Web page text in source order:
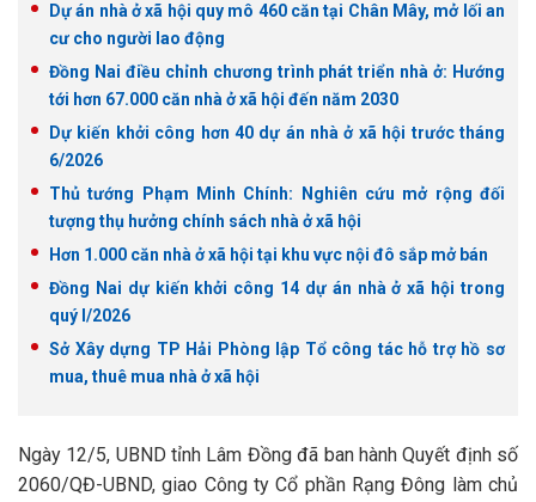
Dự án nhà ở xã hội quy mô 460 căn tại Chân Mây, mở lối an
cư cho người lao động
Đồng Nai điều chỉnh chương trình phát triển nhà ở: Hướng
tới hơn 67.000 căn nhà ở xã hội đến năm 2030
Dự kiến khởi công hơn 40 dự án nhà ở xã hội trước tháng
6/2026
Thủ tướng Phạm Minh Chính: Nghiên cứu mở rộng đối
tượng thụ hưởng chính sách nhà ở xã hội
Hơn 1.000 căn nhà ở xã hội tại khu vực nội đô sắp mở bán
Đồng Nai dự kiến khởi công 14 dự án nhà ở xã hội trong
quý I/2026
Sở Xây dựng TP Hải Phòng lập Tổ công tác hỗ trợ hồ sơ
mua, thuê mua nhà ở xã hội
Ngày 12/5, UBND tỉnh Lâm Đồng đã ban hành Quyết định số
2060/QĐ-UBND, giao Công ty Cổ phần Rạng Đông làm chủ